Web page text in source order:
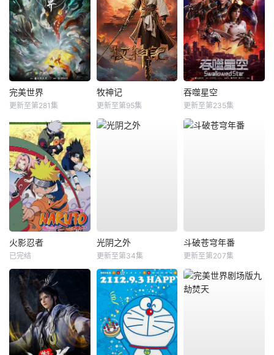
完美世界
更新至第281集
牧神记
更新至第95集
吞噬星空
更新至第235集
火影忍者
已完结
光阴之外
更新至第34集
斗破苍穹年番
更新至第207集